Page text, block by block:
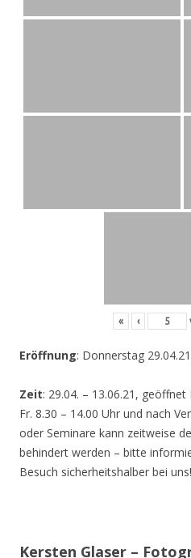
« ‹
Eröffnung: Donnerstag
Zeit: 29.04. – 13.06.21,
Fr. 8.30 – 14.00 Uhr und nach
oder Seminare kann zeitweise
behindert werden – bitte
Besuch sicherheitshalber bei
Kersten Glaser –